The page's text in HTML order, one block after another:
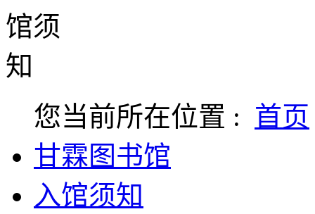
您当前所在位置 : 首页
甘霖图书馆
入馆须知